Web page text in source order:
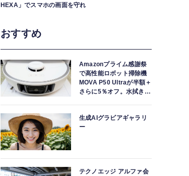
HEXA」でスマホの画面を守れ
おすすめ
Amazonプライム感謝祭
で高性能ロボット掃除機
MOVA P50 Ultraが半額＋
さらに5％オフ。水拭きモ
生成AIグラビアギャラリ
ー
テクノエッジ アルファ会